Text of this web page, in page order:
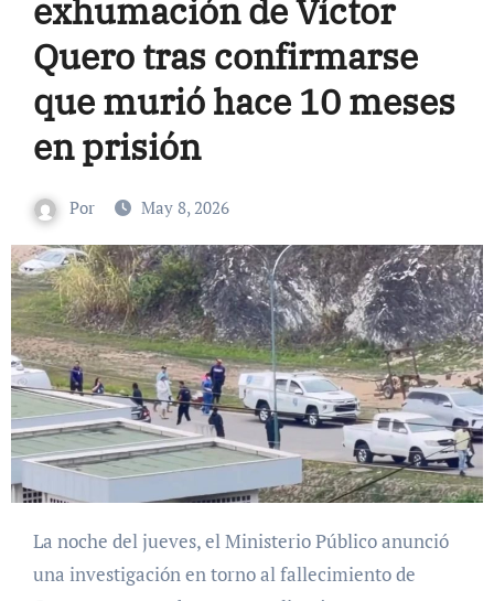
exhumación de Víctor
Quero tras confirmarse
que murió hace 10 meses
en prisión
Por May 8, 2026
La noche del jueves, el Ministerio Público anunció
una investigación en torno al fallecimiento de